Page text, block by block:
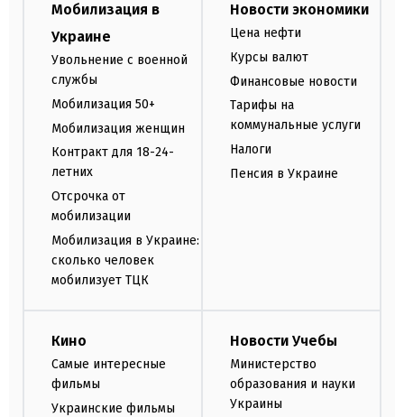
Мобилизация в
Украине
Увольнение с военной
службы
Мобилизация 50+
Мобилизация женщин
Контракт для 18-24-
летних
Отсрочка от
мобилизации
Мобилизация в Украине:
сколько человек
мобилизует ТЦК
Новости экономики
Цена нефти
Курсы валют
Финансовые новости
Тарифы на
коммунальные услуги
Налоги
Пенсия в Украине
Кино
Самые интересные
фильмы
Украинские фильмы
Новости Учебы
Министерство
образования и науки
Украины